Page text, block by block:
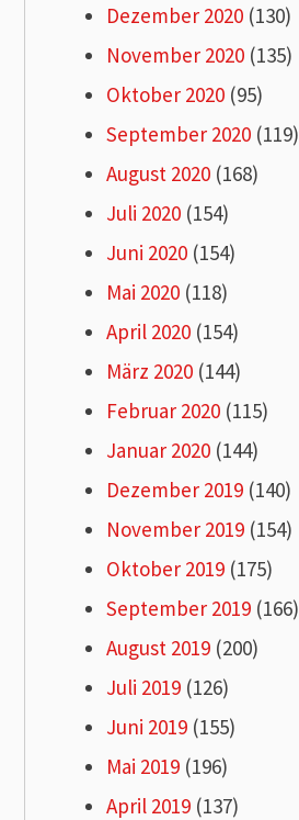
Dezember 2020 (130)
November 2020 (135)
Oktober 2020 (95)
September 2020 (119)
August 2020 (168)
Juli 2020 (154)
Juni 2020 (154)
Mai 2020 (118)
April 2020 (154)
März 2020 (144)
Februar 2020 (115)
Januar 2020 (144)
Dezember 2019 (140)
November 2019 (154)
Oktober 2019 (175)
September 2019 (166)
August 2019 (200)
Juli 2019 (126)
Juni 2019 (155)
Mai 2019 (196)
April 2019 (137)